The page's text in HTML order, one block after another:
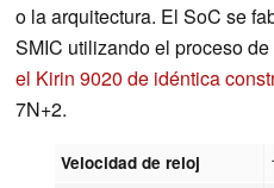
o la arquitectura. El SoC se
SMIC utilizando el proceso
el Kirin 9020 de idéntica
7N+2.
Velocidad de reloj